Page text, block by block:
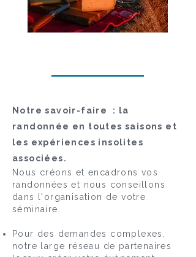
Notre savoir-faire : la
randonnée en toutes saisons et
les expériences insolites
associées.
Nous créons et encadrons vos
randonnées et nous conseillons
dans l'organisation de votre
séminaire.
Pour des demandes complexes,
notre large réseau de partenaires